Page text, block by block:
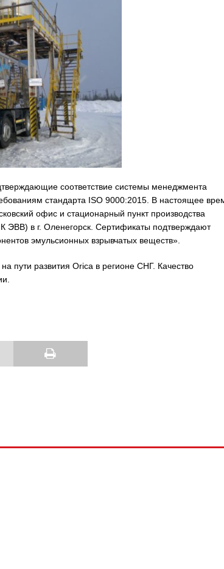
соответствие системы менеджмента
стандарта ISO 9000:2015. В настоящее
офис и стационарный пункт производства
ЭВВ) в г. Оленегорск. Сертификаты подтверждают
эмульсионных взрывчатых веществ».
пути развития Orica в регионе СНГ. Качество